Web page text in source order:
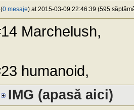
0 mesaje) at 2015-03-09 22:46:39 (595
Marchelush,
humanoid,
IMG (apasă aici)